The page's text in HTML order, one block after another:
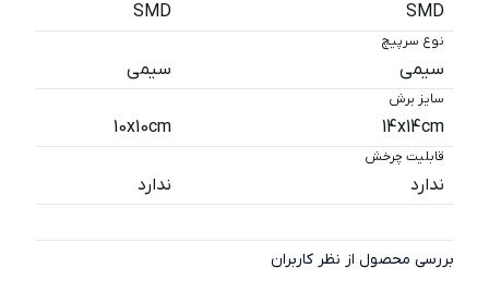
SMD
SMD
نوع سرپیچ
سیمی سیمی
سایز برش
14x14cm
10x10cm
قابلیت چرخش
ندارد ندارد
بررسی محصول از نظر کاربران